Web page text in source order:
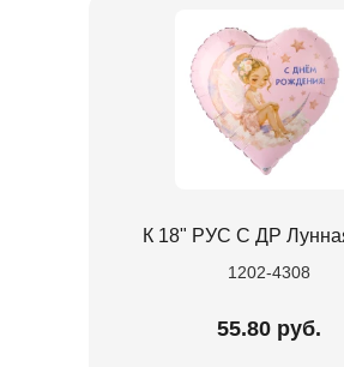
К 18" РУС С ДР
1202-4308
55.80 руб.